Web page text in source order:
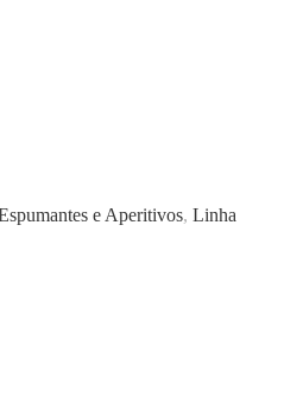
e Aperitivos, Linha